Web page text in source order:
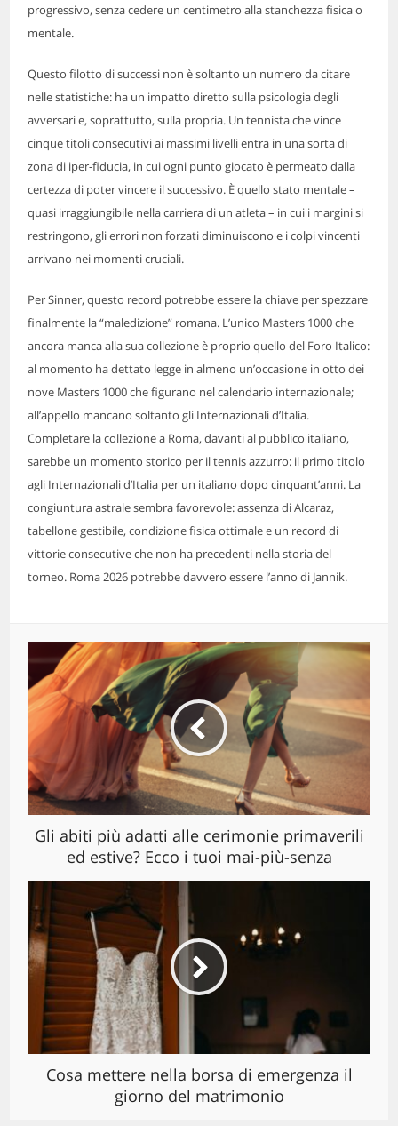
progressivo, senza cedere un centimetro alla stanchezza fisica o
mentale.
Questo filotto di successi non è soltanto un numero da citare
nelle statistiche: ha un impatto diretto sulla psicologia degli
avversari e, soprattutto, sulla propria. Un tennista che vince
cinque titoli consecutivi ai massimi livelli entra in una sorta di
zona di iper-fiducia, in cui ogni punto giocato è permeato dalla
certezza di poter vincere il successivo. È quello stato mentale –
quasi irraggiungibile nella carriera di un atleta – in cui i margini si
restringono, gli errori non forzati diminuiscono e i colpi vincenti
arrivano nei momenti cruciali.
Per Sinner, questo record potrebbe essere la chiave per spezzare
finalmente la “maledizione” romana. L’unico Masters 1000 che
ancora manca alla sua collezione è proprio quello del Foro Italico:
al momento ha dettato legge in almeno un’occasione in otto dei
nove Masters 1000 che figurano nel calendario internazionale;
all’appello mancano soltanto gli Internazionali d’Italia.
Completare la collezione a Roma, davanti al pubblico italiano,
sarebbe un momento storico per il tennis azzurro: il primo titolo
agli Internazionali d’Italia per un italiano dopo cinquant’anni. La
congiuntura astrale sembra favorevole: assenza di Alcaraz,
tabellone gestibile, condizione fisica ottimale e un record di
vittorie consecutive che non ha precedenti nella storia del
torneo. Roma 2026 potrebbe davvero essere l’anno di Jannik.
Gli abiti più adatti alle cerimonie primaverili
ed estive? Ecco i tuoi mai-più-senza
Cosa mettere nella borsa di emergenza il
giorno del matrimonio